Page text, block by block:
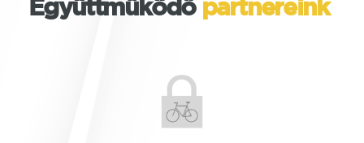
Együttműködő partnereink